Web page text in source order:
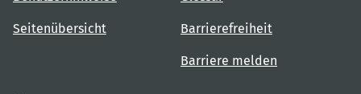
Seitenübersicht Barrierefreiheit
Barriere melden